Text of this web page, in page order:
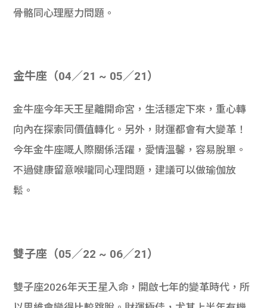
骨骼同心理壓力問題。
金牛座（04／21 ~ 05／21）
金牛座今年天王星離開命宮，生活穩定下來，重心轉
向內在探索同價值轉化。另外，財運都會有大變革！
今年金牛座嘅人際關係活躍，愛情溫馨，容易脫單。
不過健康留意喉嚨同心理問題，建議可以做瑜伽放
鬆。
雙子座（05／22 ~ 06／21）
雙子座2026年天王星入命，開啟七年的變革時代，所